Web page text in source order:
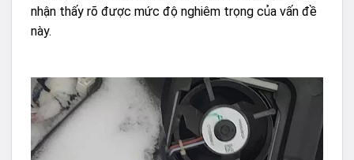
nhận thấy rõ được mức độ nghiêm trọng của vấn đề
này.